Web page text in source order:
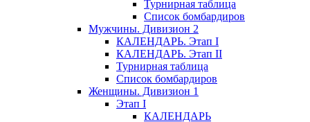
Турнирная таблица
Список бомбардиров
Мужчины. Дивизион 2
КАЛЕНДАРЬ. Этап I
КАЛЕНДАРЬ. Этап II
Турнирная таблица
Список бомбардиров
Женщины. Дивизион 1
Этап I
КАЛЕНДАРЬ